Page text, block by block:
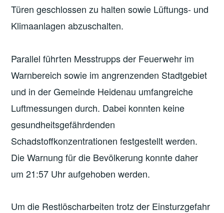
Türen geschlossen zu halten sowie Lüftungs- und
Klimaanlagen abzuschalten.
Parallel führten Messtrupps der Feuerwehr im
Warnbereich sowie im angrenzenden Stadtgebiet
und in der Gemeinde Heidenau umfangreiche
Luftmessungen durch. Dabei konnten keine
gesundheitsgefährdenden
Schadstoffkonzentrationen festgestellt werden.
Die Warnung für die Bevölkerung konnte daher
um 21:57 Uhr aufgehoben werden.
Um die Restlöscharbeiten trotz der Einsturzgefahr